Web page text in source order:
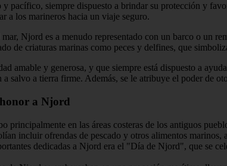
pacífico, siempre dispuesto a brindar su protección y
a los marineros hacia un viaje seguro.
Njord es a menudo representado con un barco o un
de criaturas marinas como peces y delfines, que
amable y generosa, y que siempre está dispuesto a
a salvo a tierra firme. Además, se le atribuye el poder de
a Njord
principalmente en las áreas costeras de los antiguos
incluir ofrendas de pescado y otros alimentos
dedicadas a Njord era el "Día de Njord", que se